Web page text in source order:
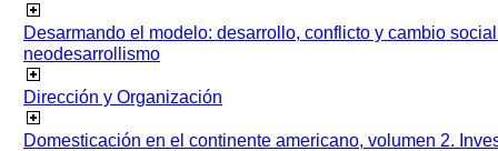
Desarmando el modelo: desarrollo, conflicto y cambio
neodesarrollismo
Dirección y Organización
Domesticación en el continente americano, volumen 2.